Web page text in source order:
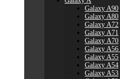
Galaxy A90
Galaxy A80
Galaxy A72
Galaxy A71
Galaxy A70
Galaxy
Galaxy A55
Galaxy A54
Galaxy A53